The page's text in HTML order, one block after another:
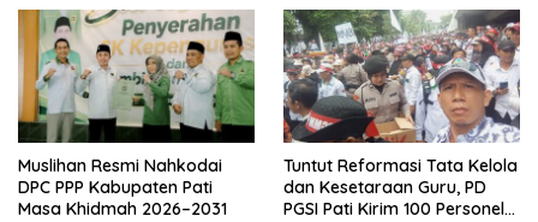
Muslihan Resmi Nahkodai
DPC PPP Kabupaten Pati
Masa Khidmah 2026–2031
Tuntut Reformasi Tata Kelola
dan Kesetaraan Guru, PD
PGSI Pati Kirim 100 Personel